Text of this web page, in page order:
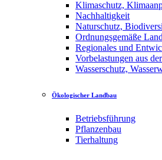
Klimaschutz,
Nachhaltigkeit
Naturschutz,
Ordnungsgemäße
Regionales und
Vorbelastungen aus
Wasserschutz,
Ökologischer Landbau
Betriebsführung
Pflanzenbau
Tierhaltung